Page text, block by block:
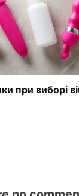
при виборі